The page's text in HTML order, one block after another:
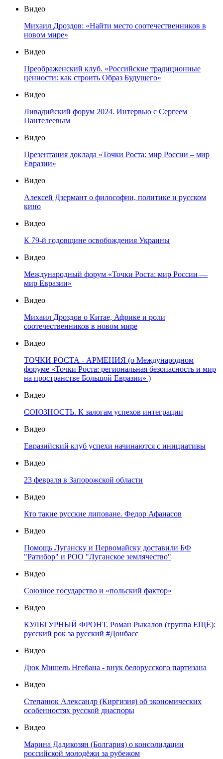
Видео
Михаил Дроздов: «Найти место соотечественников в
новом мире»
Видео
Преображенский клуб. «Российские традиционные
ценности: как строить Образ Будущего»
Видео
Ливадийский форум 2024. Интервью с Сергеем
Пантелеевым
Видео
Презентация доклада «Точки Роста: мир России – мир
Евразии»
Видео
Алексей Дзермант о философии, политике и русском
кино
Видео
К 79-й годовщине освобождения Украины
Видео
Международный форум «Точки Роста: мир России —
мир Евразии»
Видео
Михаил Дроздов о Китае, Африке и роли
соотечественников в новом мире
Видео
ТОЧКИ РОСТА - АРМЕНИЯ (о Международном
форуме «Точки Роста: региональная безопасность и мир
на пространстве Большой Евразии» )
Видео
СОЮЗНОСТЬ. К залогам успехов интеграции
Видео
Евразийский клуб успехи начинаются с инициативы
Видео
23 февраля в Запорожской области
Видео
Кто такие русские липоване. Федор Афанасов
Видео
Помощь Луганску и Первомайску доставили БФ
"Ратибор" и РОО "Луганское землячество"
Видео
Союзное государство и «польский фактор»
Видео
КУЛЬТУРНЫЙ ФРОНТ. Роман Рыкалов (группа ЕЩЁ):
русский рок за русский #Донбасс
Видео
Дюк Мишель Нгебана - внук белорусского партизана
Видео
Степанюк Александр (Киргизия) об экономических
особенностях русской диаспоры
Видео
Марина Дадикозян (Болгария) о консолидации
российской молодёжи за рубежом